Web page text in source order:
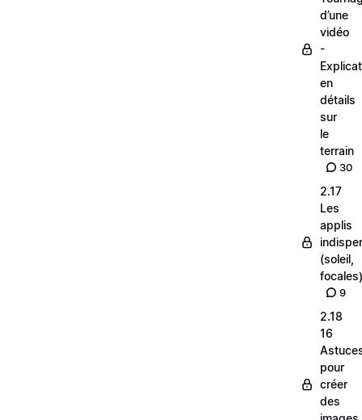
d’une
vidéo
-
en
détails
sur
le
terrain
30
2.17
Les
applis
(soleil,
focales)
9
2.18
16
pour
créer
des